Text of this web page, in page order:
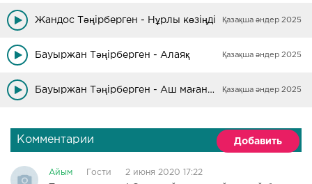
Жандос Тәңірберген - Нұрлы көзіңді Қазақша әндер 2025
Бауыржан Тәңірберген - Алаяқ Қазақша әндер 2025
Бауыржан Тәңірберген - Аш маған құшақ Қазақша әндер 2025
Комментарии Добавить
Айым Гости 2 июня 2020 17:22